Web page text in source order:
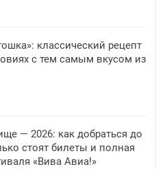
классический рецепт
с тем самым вкусом из
— 2026: как добраться до
стоят билеты и полная
«Вива Авиа!»